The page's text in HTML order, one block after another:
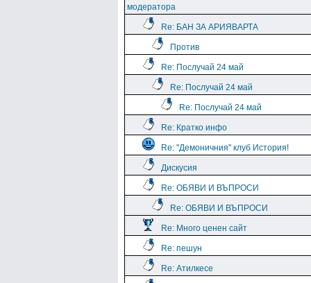
модератора
Re: БАН ЗА АРИЯВАРТА
Против
Re: Послучай 24 май
Re: Послучай 24 май
Re: Послучай 24 май
Re: Кратко инфо
Re: "Демоничния" клуб История!
Дискусия
Re: ОБЯВИ И ВЪПРОСИ
Re: ОБЯВИ И ВЪПРОСИ
Re: Много ценен сайт
Re: пешун
Re: Атилкесе